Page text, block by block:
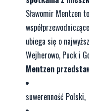
Sławomir Mentzen
ubiega się o
Wejherowo, Puck i
Mentzen
suwerenność Polski,​